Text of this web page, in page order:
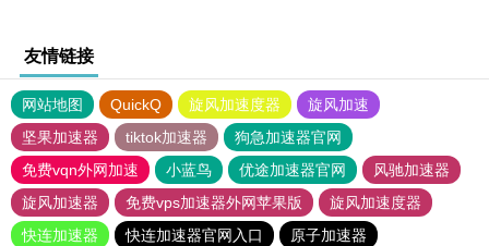
友情链接
网站地图 QuickQ 旋风加速度器
旋风加速
坚果加速器
tiktok加速器
狗急加速器官网
免费vqn外网加速
小蓝鸟 优途加速器官网
风驰加速器
旋风加速器
免费vps加速器外网苹果版
旋风加速度器
快连加速器
快连加速器官网入口
原子加速器